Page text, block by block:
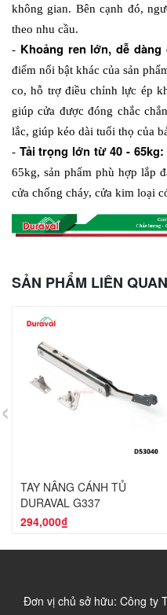
không gian. Bên cạnh đó,
theo nhu cầu.
- Khoảng ren lớn, dễ
điểm nổi bật khác của sản
co, hỗ trợ điều chỉnh lực ép
giúp cửa được đóng chắc
lắc, giúp kéo dài tuổi thọ của
- Tải trọng lớn từ 40 - 65kg:
65kg, sản phẩm phù hợp lắp
cửa chống cháy, cửa kim loại
SẢN PHẨM LIÊN QUAN
TAY NÂNG CÁNH TỦ
DURAVAL G337
294,000₫
‹
Đơn vị chủ sở hữu: Công ty